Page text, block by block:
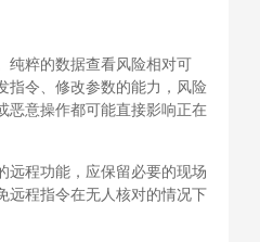
纯粹的数据查看风险相对可
指令、修改参数的能力，风险
恶意操作都可能直接影响正在
远程功能，应保留必要的现场
远程指令在无人核对的情况下